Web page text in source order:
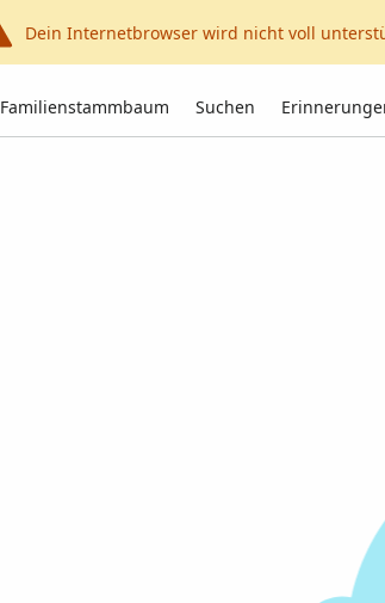
Dein Internetbrowser wird nicht voll
Familienstammbaum Suchen